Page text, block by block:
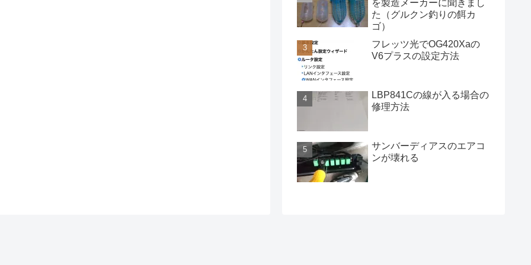
を製造メーカーに聞きまし
た（グルクン釣りの餌カ
ゴ）
フレッツ光でOG420Xaの
V6プラスの設定方法
LBP841Cの線が入る場合の
修理方法
サンバーディアスのエアコ
ンが壊れる